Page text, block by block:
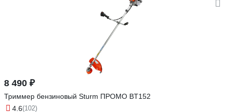
8 490 ₽
Триммер бензиновый Sturm ПРОМО BT152
4.6(102)